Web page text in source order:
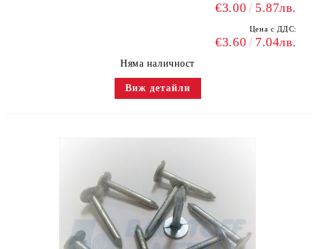
€3.00 5.87лв.
Цена с ДДС:
€3.60 7.04лв.
Няма наличност
Виж детайли